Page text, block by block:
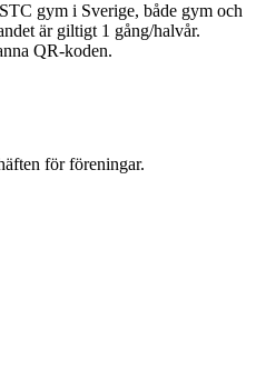
gym i Sverige, både gym och
är giltigt 1 gång/halvår.
QR-koden.
för föreningar.